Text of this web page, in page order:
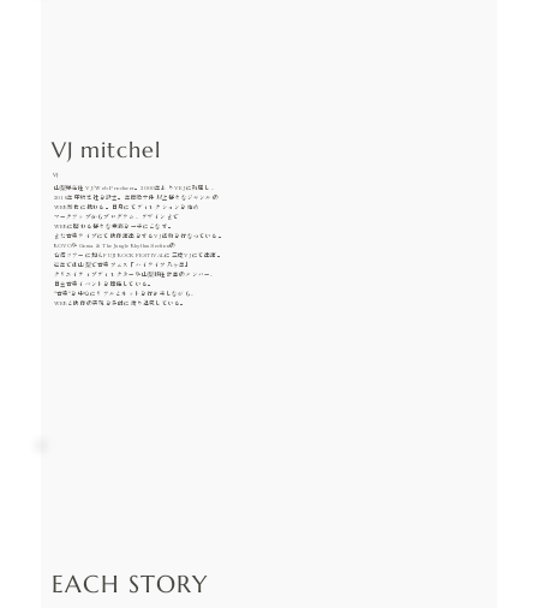
VJ mitchel
VJ
山梨県在住VJ/Web Producer。2000年よりVEJに所属し、
2016年甲府支社を設立。年間数十件以上様々なジャンルの
WEB制作に携わる。自身にてディレクションを始め
マークアップからプログラム、デザインまで
WEBに関わる様々な業務を一手にこなす。
また音楽ライブにて映像演出をするVJ活動を行なっている。
ROVOやGoma & The Jungle Rhythm Sectionの
台湾ツアーに加えFUJI ROCK FESTIVALに三度VJにて出演。
近年では山梨で音楽フェス「ハイライフ八ヶ岳」
クリエイティブディレクターや山梨移住計画のメンバー、
自主音楽イベントを開催している。
”音楽”を中心にリアルとネットを行き来しながら、
WEBと映像の表現を多岐に渡り追究している。
EACH STORY